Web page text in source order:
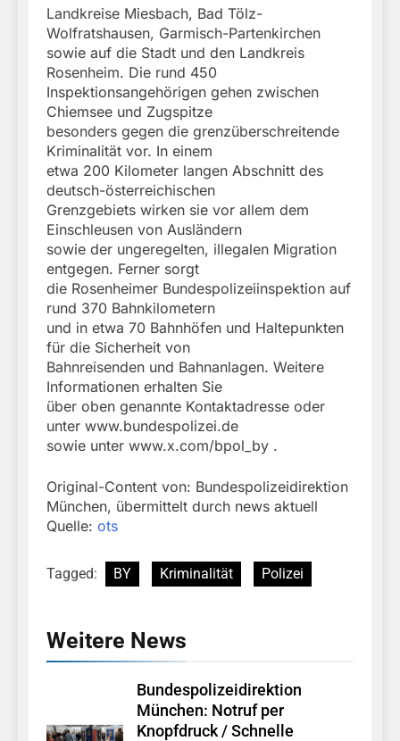
Landkreise Miesbach, Bad Tölz-
Wolfratshausen, Garmisch-Partenkirchen
sowie auf die Stadt und den Landkreis
Rosenheim. Die rund 450
Inspektionsangehörigen gehen zwischen
Chiemsee und Zugspitze
besonders gegen die grenzüberschreitende
Kriminalität vor. In einem
etwa 200 Kilometer langen Abschnitt des
deutsch-österreichischen
Grenzgebiets wirken sie vor allem dem
Einschleusen von Ausländern
sowie der ungeregelten, illegalen Migration
entgegen. Ferner sorgt
die Rosenheimer Bundespolizeiinspektion auf
rund 370 Bahnkilometern
und in etwa 70 Bahnhöfen und Haltepunkten
für die Sicherheit von
Bahnreisenden und Bahnanlagen. Weitere
Informationen erhalten Sie
über oben genannte Kontaktadresse oder
unter www.bundespolizei.de
sowie unter www.x.com/bpol_by .
Original-Content von: Bundespolizeidirektion
München, übermittelt durch news aktuell
Quelle: ots
Tagged: BY Kriminalität Polizei
Weitere News
Bundespolizeidirektion
München: Notruf per
Knopfdruck / Schnelle